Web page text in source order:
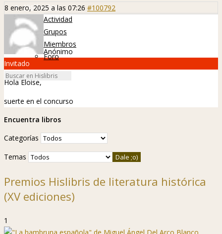
Hislibreños
Actividad
Grupos
Miembros
Foro
8 enero, 2025 a las 07:26 #100792
Anónimo
Invitado
Hola Eloise,
suerte en el concurso
Encuentra libros
Categorías
Temas
Premios Hislibris de literatura histórica
(XV ediciones)
1